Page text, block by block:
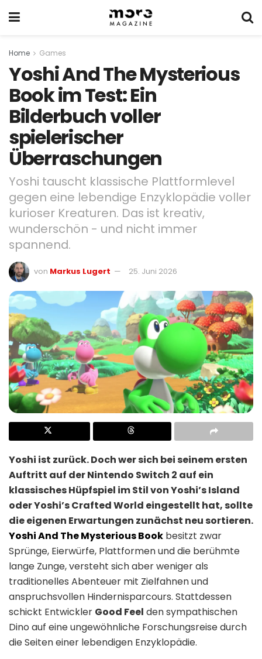
Home Games
Yoshi And The Mysterious
Book im Test: Ein
Bilderbuch voller
spielerischer
Überraschungen
Yoshi tauscht klassische Plattformlevel
gegen eine lebendige Enzyklopädie voller
kurioser Kreaturen. Das ist kreativ,
wunderschön - und nicht immer
spannend.
von Markus Lugert 25. Juni 2026
Yoshi ist zurück. Doch wer sich bei seinem ersten
Auftritt auf der Nintendo Switch 2 auf ein
klassisches Hüpfspiel im Stil von Yoshi’s Island
oder Yoshi’s Crafted World eingestellt hat, sollte
die eigenen Erwartungen zunächst neu sortieren.
Yoshi And The Mysterious Book besitzt zwar
Sprünge, Eierwürfe, Plattformen und die berühmte
lange Zunge, versteht sich aber weniger als
traditionelles Abenteuer mit Zielfahnen und
anspruchsvollen Hindernisparcours. Stattdessen
schickt Entwickler Good Feel den sympathischen
Dino auf eine ungewöhnliche Forschungsreise durch
die Seiten einer lebendigen Enzyklopädie.